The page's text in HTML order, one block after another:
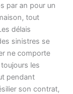
par an pour un
tout
délais
sinistres se
ne comporte
les
pendant
son contrat,